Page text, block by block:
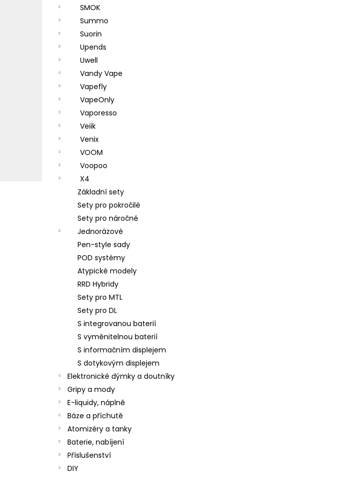
SMOK
Summo
Suorin
Upends
Uwell
Vandy Vape
Vapefly
VapeOnly
Vaporesso
Veiik
Venix
VOOM
Voopoo
X4
Základní sety
Sety pro pokročilé
Sety pro náročné
Jednorázové
Pen-style sady
POD systémy
Atypické modely
RRD Hybridy
Sety pro MTL
Sety pro DL
S integrovanou baterií
S vyměnitelnou baterií
S informačním displejem
S dotykovým displejem
Elektronické dýmky a doutníky
Gripy a mody
E-liquidy, náplně
Báze a příchutě
Atomizéry a tanky
Baterie, nabíjení
Příslušenství
DIY